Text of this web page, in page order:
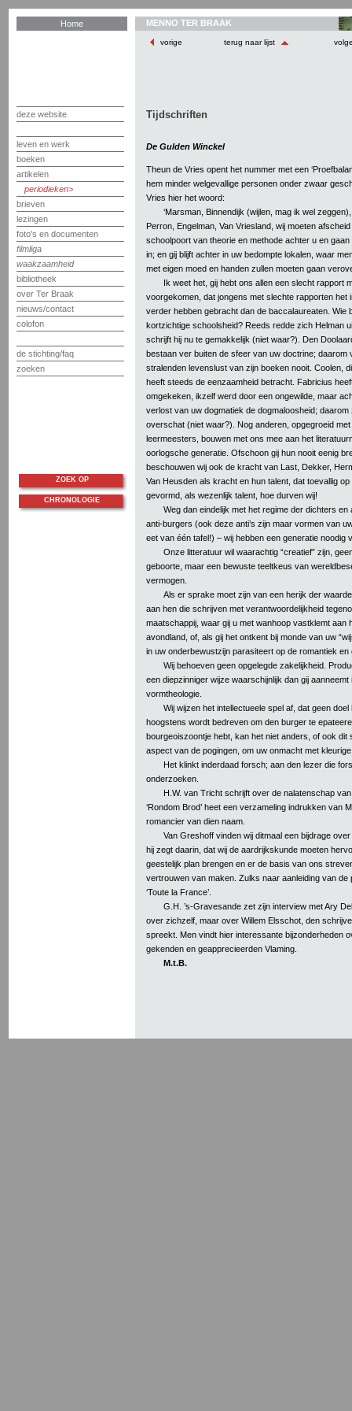
Home
deze website
leven en werk
boeken
artikelen
periodieken
brieven
lezingen
foto's en documenten
filmliga
waakzaamheid
bibliotheek
over Ter Braak
nieuws/contact
colofon
de stichting/faq
zoeken
MENNO TER BRAAK
vorige terug naar lijst
Tijdschriften
De Gulden Winckel
Theun de Vries opent het nummer met een
hem minder welgevallige personen onder zwaar
Vries hier het woord:
‘Marsman, Binnendijk (wijlen, mag ik wel
Perron, Engelman, Van Vriesland, wij moeten
schoolpoort van theorie en methode achter u en
in; en gij blijft achter in uw bedompte lokalen, waar
met eigen moed en handen zullen moeten gaan
Ik weet het, gij hebt ons allen een slecht rapport
voorgekomen, dat jongens met slechte rapporten het
verder hebben gebracht dan de baccalaureaten. Wie
kortzichtige schoolsheid? Reeds redde zich Helman
schrijft hij nu te gemakkelijk (niet waar?). Den
bestaan ver buiten de sfeer van uw doctrine; daarom
stralenden levenslust van zijn boeken nooit. Coolen,
heeft steeds de eenzaamheid betracht. Fabricius
omgekeken, ikzelf werd door een ongewilde, maar
verlost van uw dogmatiek de dogmaloosheid; daarom
overschat (niet waar?). Nog anderen, opgegroeid
leermeesters, bouwen met ons mee aan het
oorlogsche generatie. Ofschoon gij hun nooit eenig
beschouwen wij ook de kracht van Last, Dekker,
Van Heusden als kracht en hun talent, dat toevallig
gevormd, als wezenlijk talent, hoe durven wij!
Weg dan eindelijk met het regime der dichters
anti-burgers (ook deze anti’s zijn maar vormen van
eet van één tafel!) – wij hebben een generatie noodig
Onze litteratuur wil waarachtig “creatief” zijn,
geboorte, maar een bewuste teeltkeus van
vermogen.
Als er sprake moet zijn van een herijk der
aan hen die schrijven met verantwoordelijkheid
maatschappij, waar gij u met wanhoop vastklemt aan
avondland, of, als gij het ontkent bij monde van uw
in uw onderbewustzijn parasiteert op de romantiek
Wij behoeven geen opgelegde zakelijkheid.
een diepzinniger wijze waarschijnlijk dan gij
vormtheologie.
Wij wijzen het intellectueele spel af, dat geen
hoogstens wordt bedreven om den burger te
bourgeoiszoontje hebt, kan het niet anders, of ook dit
aspect van de pogingen, om uw onmacht met kleurige
Het klinkt inderdaad forsch; aan den lezer die
onderzoeken.
H.W. van Tricht schrijft over de nalatenschap
‘Rondom Brod’ heet een verzameling indrukken van
romancier van dien naam.
Van Greshoff vinden wij ditmaal een bijdrage over
hij zegt daarin, dat wij de aardrijkskunde moeten
geestelijk plan brengen en er de basis van ons
vertrouwen van maken. Zulks naar aanleiding van
‘Toute la France’.
G.H. ’s-Gravesande zet zijn interview met Ary
over zichzelf, maar over Willem Elsschot, den schrijver
spreekt. Men vindt hier interessante bijzonderheden
gekenden en geapprecieerden Vlaming.
M.t.B.
ZOEK OP
CHRONOLOGIE